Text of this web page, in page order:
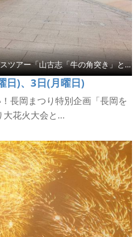
長岡まつり特別企画長岡を楽しむバスツアー「山古志「牛の角突き」と摂田屋散策」【コース2】
日)、3日(月曜日)
長岡まつり特別企画「長岡を
花火大会と...